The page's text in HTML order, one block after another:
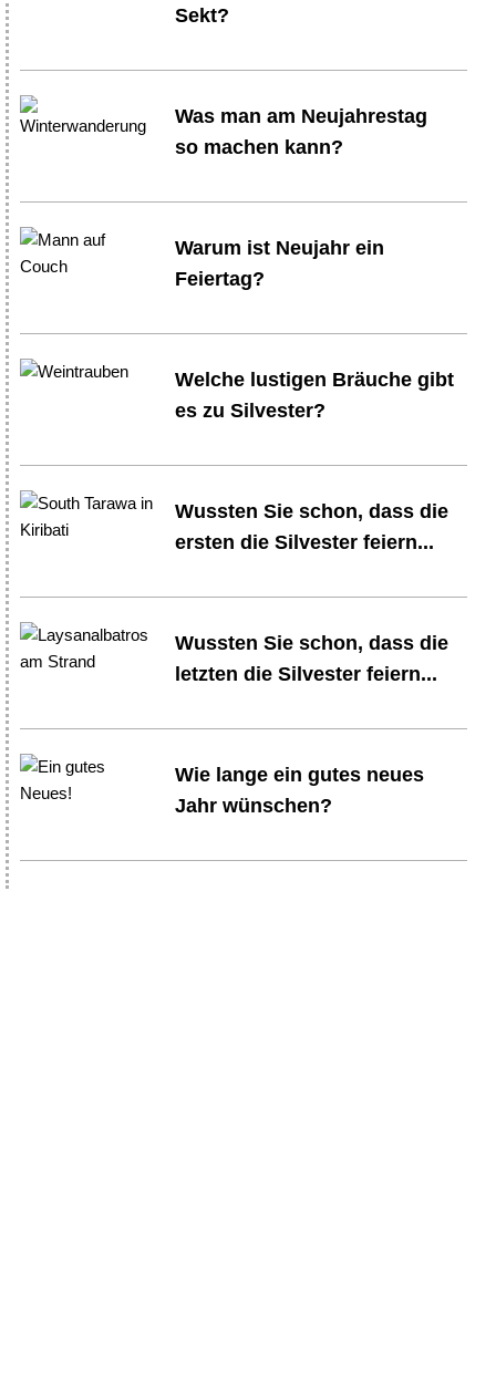
Sekt?
Was man am Neujahrestag
so machen kann?
Warum ist Neujahr ein
Feiertag?
Welche lustigen Bräuche gibt
es zu Silvester?
Wussten Sie schon, dass die
ersten die Silvester feiern...
Wussten Sie schon, dass die
letzten die Silvester feiern...
Wie lange ein gutes neues
Jahr wünschen?